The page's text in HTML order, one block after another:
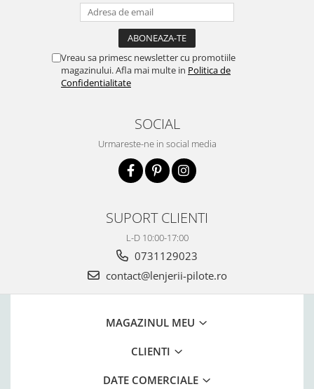
Vreau sa primesc newsletter cu promotiile
magazinului. Afla mai multe in Politica de
Confidentialitate
SOCIAL
Urmareste-ne in social media
SUPORT CLIENTI
L-D 10:00-17:00
0731129023
contact@lenjerii-pilote.ro
MAGAZINUL MEU
CLIENTI
DATE COMERCIALE